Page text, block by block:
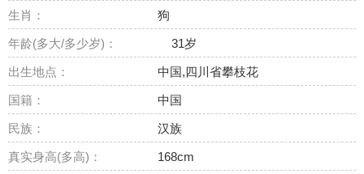
生肖： 狗
年龄(多大/多少岁)： 31岁
出生地点： 中国,四川省攀枝花
国籍： 中国
民族： 汉族
真实身高(多高)： 168cm